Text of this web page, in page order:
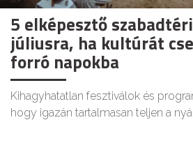
5 elképesztő
júliusra, ha kultúrát
forró napokba
Kihagyhatatlan fesztiválok és
hogy igazán tartalmasan teljen a